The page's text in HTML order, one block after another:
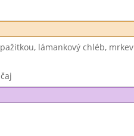
lámankový chléb, mrkev